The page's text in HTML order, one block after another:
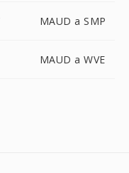
MAUD a SMP
MAUD a WVE